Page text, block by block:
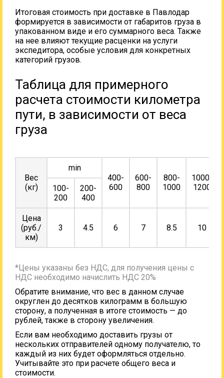
Итоговая стоимость при доставке в Павлодар
формируется в зависимости от габаритов груза в
упакованном виде и его суммарного веса. Также
на нее влияют текущие расценки на услуги
экспедитора, особые условия для конкретных
категорий грузов.
Таблица для примерного
расчета стоимости километра
пути, в зависимости от веса
груза
Вес
(кг)
min
400-
600
600-
800
800-
1000
1000-
1200
100-
200
200-
400
Цена
(руб./
км)
3 4.5 6 7 8.5 10
*Цены указаны без НДС, для получения цены с
НДС необходимо начислить НДС 20%
Обратите внимание, что вес в данном случае
округлен до десятков килограмм в большую
сторону, а полученная в итоге стоимость — до
рублей, также в сторону увеличения.
Если вам необходимо доставить грузы от
нескольких отправителей одному получателю, то
каждый из них будет оформляться отдельно.
Учитывайте это при расчете общего веса и
стоимости.